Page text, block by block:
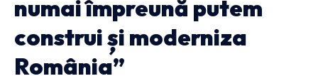
numai împreună putem
construi și moderniza
România”